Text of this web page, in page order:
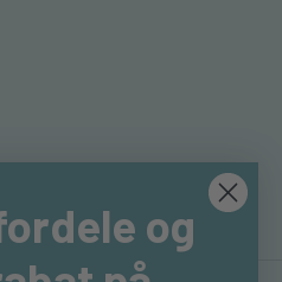
og